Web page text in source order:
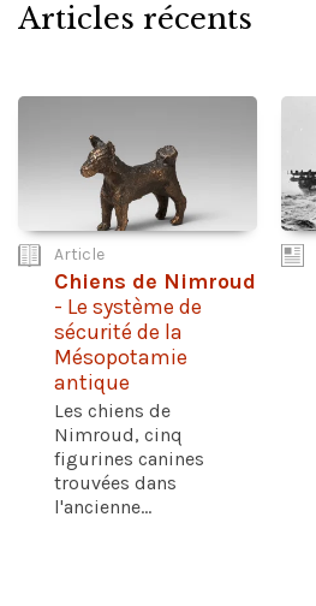
Articles récents
Article
Chiens de Nimroud
- Le système de
sécurité de la
Mésopotamie
antique
Les chiens de
Nimroud, cinq
figurines canines
trouvées dans
l'ancienne...